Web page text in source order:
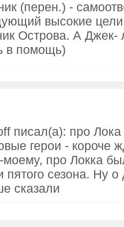
(перен.) -
высокие
Острова. А
в помощь)
писал(а): про
герои - короче
про Локка
пятого сезона. Ну
сказали